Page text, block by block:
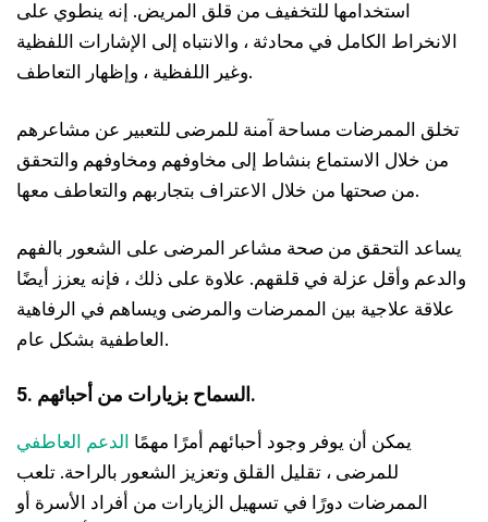
استخدامها للتخفيف من قلق المريض. إنه ينطوي على
الانخراط الكامل في محادثة ، والانتباه إلى الإشارات اللفظية
وغير اللفظية ، وإظهار التعاطف.
تخلق الممرضات مساحة آمنة للمرضى للتعبير عن مشاعرهم
من خلال الاستماع بنشاط إلى مخاوفهم ومخاوفهم والتحقق
من صحتها من خلال الاعتراف بتجاربهم والتعاطف معها.
يساعد التحقق من صحة مشاعر المرضى على الشعور بالفهم
والدعم وأقل عزلة في قلقهم. علاوة على ذلك ، فإنه يعزز أيضًا
علاقة علاجية بين الممرضات والمرضى ويساهم في الرفاهية
العاطفية بشكل عام.
5. السماح بزيارات من أحبائهم.
يمكن أن يوفر وجود أحبائهم أمرًا مهمًا
الدعم العاطفي
للمرضى ، تقليل القلق وتعزيز الشعور بالراحة. تلعب
الممرضات دورًا في تسهيل الزيارات من أفراد الأسرة أو